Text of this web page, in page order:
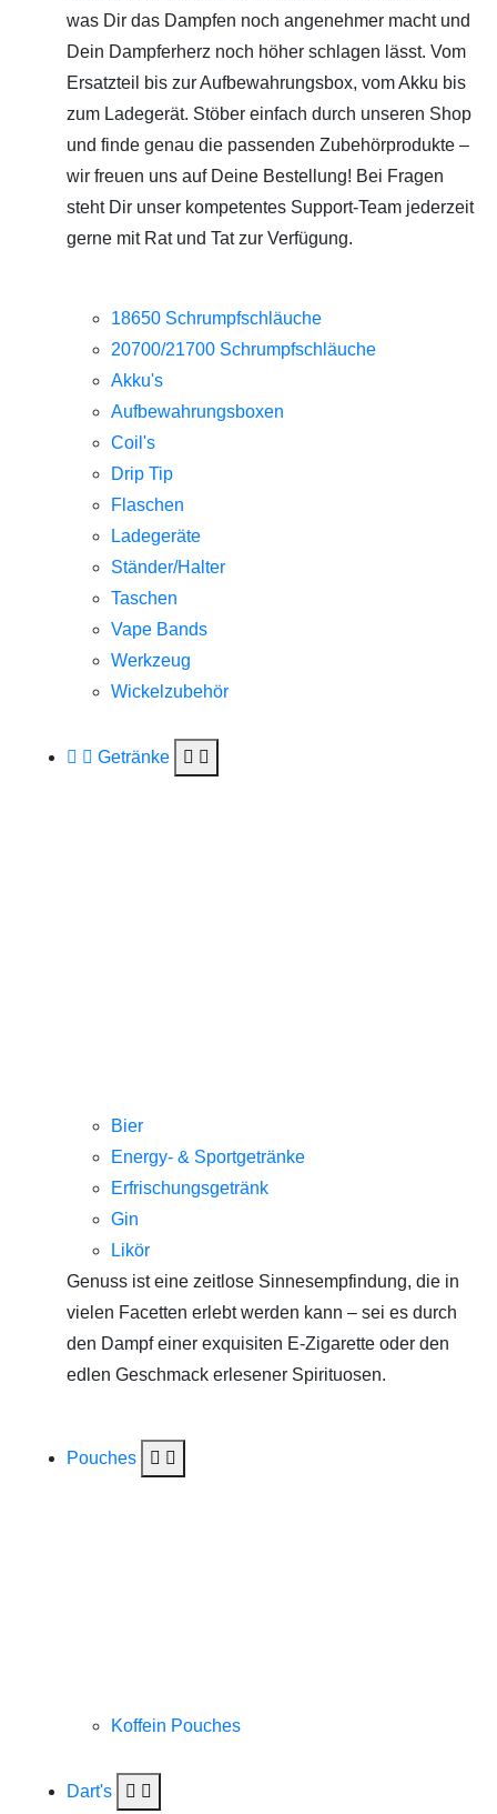
was Dir das Dampfen noch angenehmer macht und
Dein Dampferherz noch höher schlagen lässt. Vom
Ersatzteil bis zur Aufbewahrungsbox, vom Akku bis
zum Ladegerät. Stöber einfach durch unseren Shop
und finde genau die passenden Zubehörprodukte –
wir freuen uns auf Deine Bestellung! Bei Fragen
steht Dir unser kompetentes Support-Team jederzeit
gerne mit Rat und Tat zur Verfügung.
18650 Schrumpfschläuche
20700/21700 Schrumpfschläuche
Akku's
Aufbewahrungsboxen
Coil's
Drip Tip
Flaschen
Ladegeräte
Ständer/Halter
Taschen
Vape Bands
Werkzeug
Wickelzubehör
Getränke
Bier
Energy- & Sportgetränke
Erfrischungsgetränk
Gin
Likör
Genuss ist eine zeitlose Sinnesempfindung, die in
vielen Facetten erlebt werden kann – sei es durch
den Dampf einer exquisiten E-Zigarette oder den
edlen Geschmack erlesener Spirituosen.
Pouches
Koffein Pouches
Dart's